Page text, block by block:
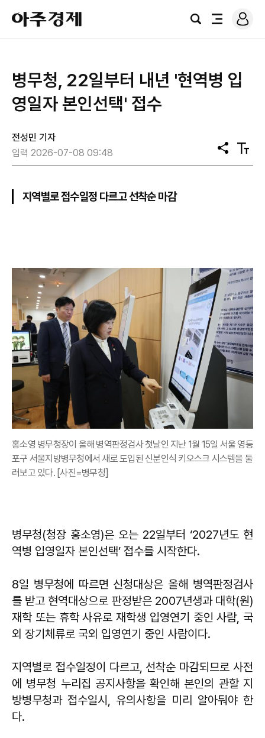
아
주
경
검
전
로
그
병무청, 22일부터 내년 '현역병 입
영일자 본인선택' 접수
전성민 기자
입력 2026-07-08 09:48
공
유
텍
스
지역별로 접수일정 다르고 선착순 마감
홍소영 병무청장이 올해 병역판정검사 첫날인 지난 1월 15일 서울 영등
포구 서울지방병무청에서 새로 도입된 신분인식 키오스크 시스템을 둘
러보고 있다. [사진=병무청]
병무청(청장 홍소영)은 오는 22일부터 ‘2027년도 현
역병 입영일자 본인선택’ 접수를 시작한다.
8일 병무청에 따르면 신청대상은 올해 병역판정검사
를 받고 현역대상으로 판정받은 2007년생과 대학(원)
재학 또는 휴학 사유로 재학생 입영연기 중인 사람, 국
외 장기체류로 국외 입영연기 중인 사람이다.
지역별로 접수일정이 다르고, 선착순 마감되므로 사전
에 병무청 누리집 공지사항을 확인해 본인의 관할 지
방병무청과 접수일시, 유의사항을 미리 알아둬야 한
다.